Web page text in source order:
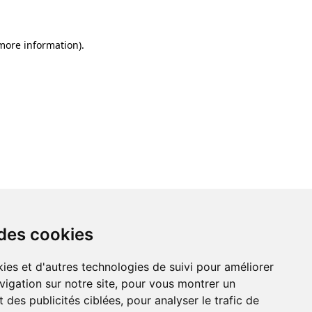
cookies
et d'autres technologies de suivi pour améliorer
sur notre site, pour vous montrer un
des publicités ciblées, pour analyser le trafic de
information).